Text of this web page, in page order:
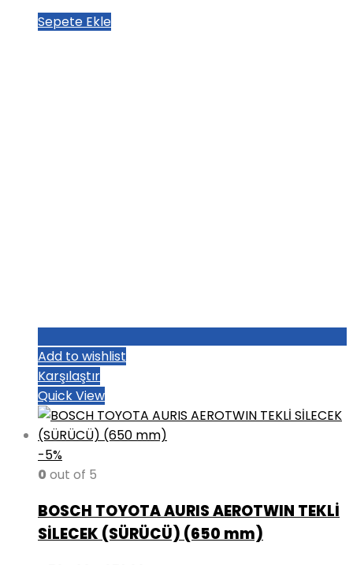
Sepete Ekle
Add to wishlist
Karşılaştır
Quick View
-5%
0 out of 5
BOSCH TOYOTA AURIS AEROTWIN TEKLİ
SİLECEK (SÜRÜCÜ) (650 mm)